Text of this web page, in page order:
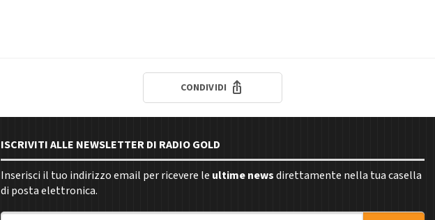
CONDIVIDI
ISCRIVITI ALLE NEWSLETTER DI RADIO GOLD
Inserisci il tuo indirizzo email per ricevere le ultime newsdirettamente nella tua casella
di posta elettronica.